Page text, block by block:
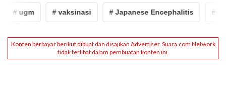
# ugm # vaksinasi # Japanese Encephalitis #